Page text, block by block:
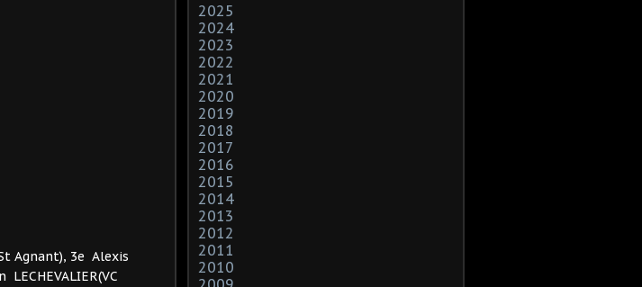
Agnant), 3e Alexis
2025
2024
2023
2022
2021
2020
2019
2018
2017
2016
2015
2014
2013
2012
2011
2010